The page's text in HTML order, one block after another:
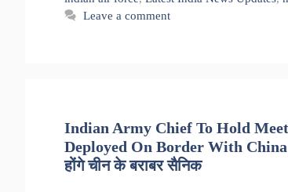
Leave a comment
Indian Army Chief To Hold
Deployed On Border With China
होंगे चीन के बराबर सैनिक